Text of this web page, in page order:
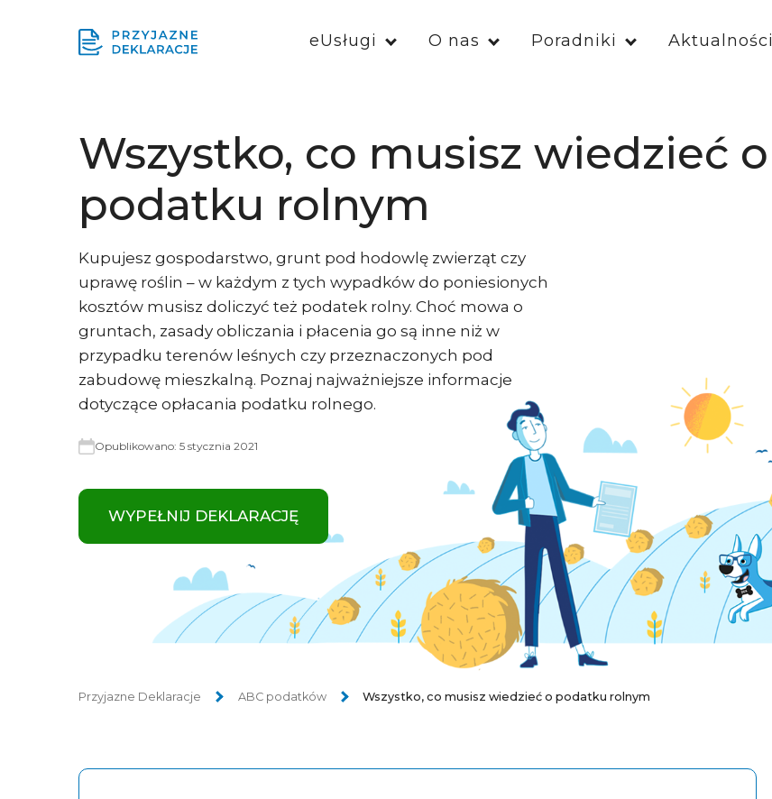
eUsługi O nas Poradniki Aktualności
Wszystko, co musisz wiedzieć o
podatku rolnym
Kupujesz gospodarstwo, grunt pod hodowlę zwierząt czy
uprawę roślin – w każdym z tych wypadków do poniesionych
kosztów musisz doliczyć też podatek rolny. Choć mowa o
gruntach, zasady obliczania i płacenia go są inne niż w
przypadku terenów leśnych czy przeznaczonych pod
zabudowę mieszkalną. Poznaj najważniejsze informacje
dotyczące opłacania podatku rolnego.
Opublikowano: 5 stycznia 2021
WYPEŁNIJ DEKLARACJĘ
Przyjazne Deklaracje ABC podatków Wszystko, co musisz wiedzieć o podatku rolnym